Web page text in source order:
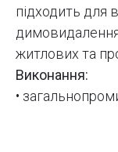
підходить для
житлових та
Виконання:
•